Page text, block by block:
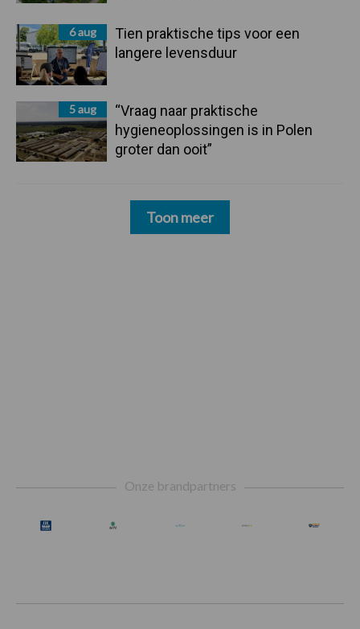
6 aug
Tien praktische tips voor een
langere levensduur
5 aug
“Vraag naar praktische
hygieneoplossingen is in Polen
groter dan ooit”
Toon meer
Onze brandpartners